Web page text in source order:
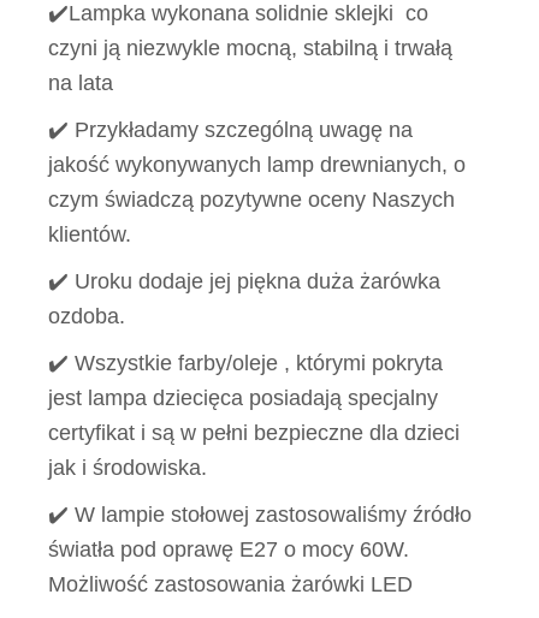
✔️Lampka wykonana solidnie sklejki co
czyni ją niezwykle mocną, stabilną i trwałą
na lata
✔️ Przykładamy szczególną uwagę na
jakość wykonywanych lamp drewnianych, o
czym świadczą pozytywne oceny Naszych
klientów.
✔️ Uroku dodaje jej piękna duża żarówka
ozdoba.
✔️ Wszystkie farby/oleje , którymi pokryta
jest lampa dziecięca posiadają specjalny
certyfikat i są w pełni bezpieczne dla dzieci
jak i środowiska.
✔️ W lampie stołowej zastosowaliśmy źródło
światła pod oprawę E27 o mocy 60W.
Możliwość zastosowania żarówki LED